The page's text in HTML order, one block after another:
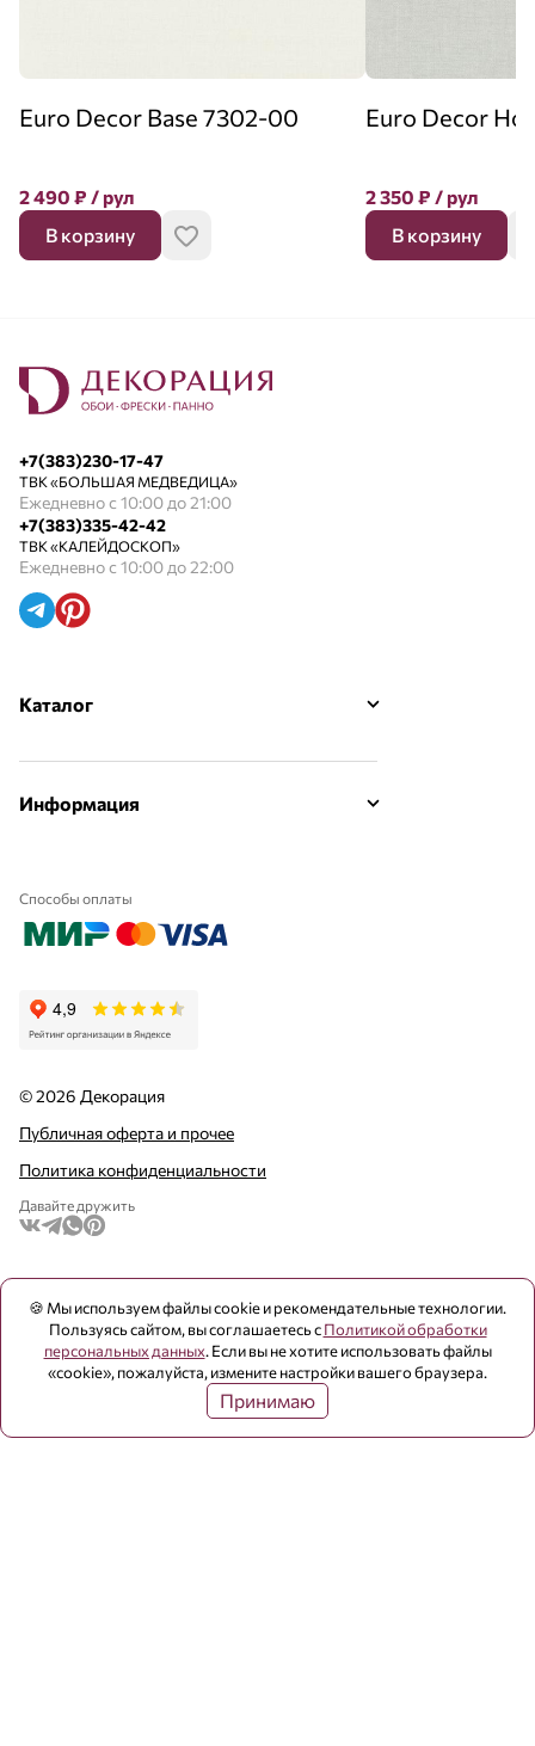
Euro Decor Base 7302-00
2 490 ₽ / рул
В корзину
Euro Decor
2 350 ₽ / рул
В корзину
+7(383)230-17-47
ТВК «БОЛЬШАЯ МЕДВЕДИЦА»
Ежедневно с 10:00 до 21:00
+7(383)335-42-42
ТВК «КАЛЕЙДОСКОП»
Ежедневно с 10:00 до 22:00
Каталог
Информация
Способы оплаты
© 2026 Декорация
Публичная оферта и прочее
Политика конфиденциальности
Давайте дружить
🍪 Мы используем файлы cookie и рекомендательные технологии.
Пользуясь сайтом, вы соглашаетесь сПолитикой обработки
персональных данных. Если вы не хотите использовать файлы
«cookie», пожалуйста, измените настройки вашего браузера.
Принимаю